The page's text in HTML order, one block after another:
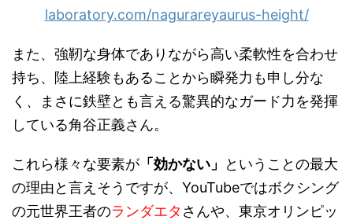
laboratory.com/nagurareyaurus-height/
また、強靭な身体でありながら高い柔軟性を合わせ
持ち、陸上経験もあることから瞬発力も申し分な
く、まさに鉄壁とも言える驚異的なガード力を発揮
している角谷正義さん。
これら様々な要素が 「効かない」
ということの最大
の理由と言えそうですが、YouTubeではボクシング
の元世界王者のランダエタ さんや、東京オリンピッ